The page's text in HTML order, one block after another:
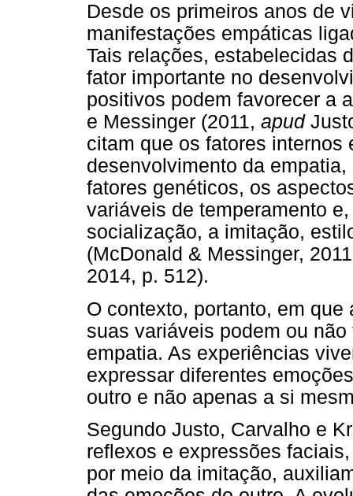
Desde os primeiros anos de
manifestações empáticas
Tais relações, estabelecidas
fator importante no
positivos podem favorecer a
e Messinger (2011, apud
citam que os fatores internos
desenvolvimento da
fatores genéticos, os
variáveis de temperamento
socialização, a imitação,
(McDonald & Messinger,
2014, p. 512).
O contexto, portanto, em
suas variáveis podem ou
empatia. As experiências
expressar diferentes
outro e não apenas a si
Segundo Justo, Carvalho e
reflexos e expressões
por meio da imitação,